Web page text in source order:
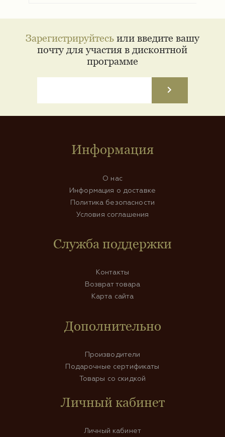
Зарегистрируйтесьили введите вашу
почту для участия в дисконтной
программе
Информация
О нас
Информация о доставке
Политика безопасности
Условия соглашения
Служба поддержки
Контакты
Возврат товара
Карта сайта
Дополнительно
Производители
Подарочные сертификаты
Товары со скидкой
Личный кабинет
Личный кабинет